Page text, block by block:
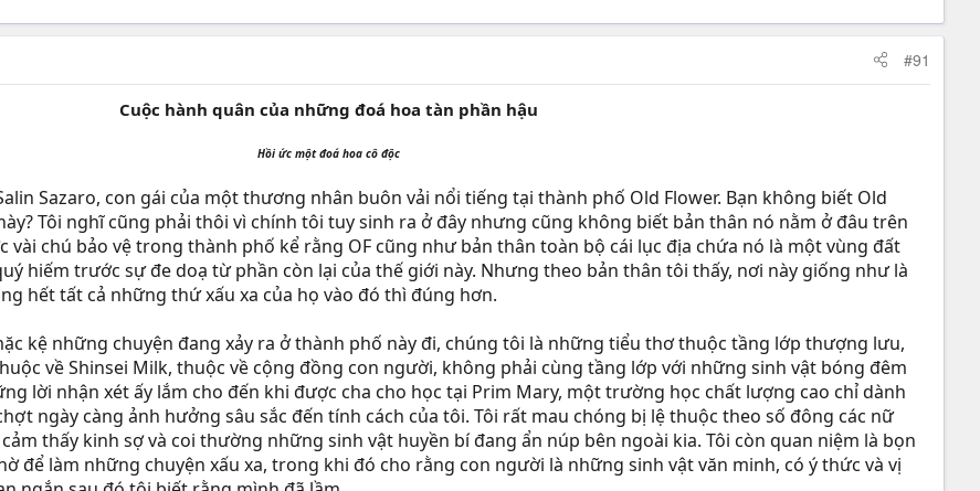
#91
Cuộc hành quân của những đoá hoa tàn phần hậu​
Hồi ức một đoá hoa cô độc​
Sazaro, con gái của một thương nhân buôn vải nổi tiếng tại thành phố Old Flower. Bạn không biết Old
Tôi nghĩ cũng phải thôi vì chính tôi tuy sinh ra ở đây nhưng cũng không biết bản thân nó nằm ở đâu trên
vài chú bảo vệ trong thành phố kể rằng OF cũng như bản thân toàn bộ cái lục địa chứa nó là một vùng đất
hiếm trước sự đe doạ từ phần còn lại của thế giới này. Nhưng theo bản thân tôi thấy, nơi này giống như là
hết tất cả những thứ xấu xa của họ vào đó thì đúng hơn.
kệ những chuyện đang xảy ra ở thành phố này đi, chúng tôi là những tiểu thơ thuộc tầng lớp thượng lưu,
về Shinsei Milk, thuộc về cộng đồng con người, không phải cùng tầng lớp với những sinh vật bóng đêm
lời nhận xét ấy lắm cho đến khi được cha cho học tại Prim Mary, một trường học chất lượng cao chỉ dành
ngày càng ảnh hưởng sâu sắc đến tính cách của tôi. Tôi rất mau chóng bị lệ thuộc theo số đông các nữ
thấy kinh sợ và coi thường những sinh vật huyền bí đang ẩn núp bên ngoài kia. Tôi còn quan niệm là bọn
để làm những chuyện xấu xa, trong khi đó cho rằng con người là những sinh vật văn minh, có ý thức và vị